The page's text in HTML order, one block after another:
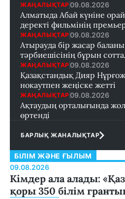
ЖАҢАЛЫҚТАР 09.08.2026
Алматыда Абай күніне
деректі фильмінің
ЖАҢАЛЫҚТАР 09.08.2026
Атырауда бір жасар
тәрбиешісінің бұрын
ЖАҢАЛЫҚТАР 09.08.2026
Қазақстандық Дияр
нокаутпен жеңіске жетті
ЖАҢАЛЫҚТАР 09.08.2026
Ақтаудың орталығында
өртенді
БАРЛЫҚ ЖАНАЛЫҚТАР
БІЛІМ ЖӘНЕ ҒЫЛЫМ
09.08.2026
Кімдер ала алады:
қоры 350 білім